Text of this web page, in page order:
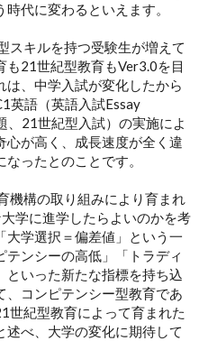
代に変わるといえます。
スキルを持つ受験生が増えて
も21世紀型教育もVer3.0を目
、中学入試が変化したから
英語（英語入試Essay
21世紀型入試）の実施によ
心が高く、成長速度が全く違
ったとのことです。
機構の取り組みにより育まれ
学に進学したらよいのかを考
大学選択＝偏差値」という一
ンシーの高低」「トラディ
といった新たな指標を持ち込
、コンピテンシー型教育であ
世紀型教育によって育まれた
べ、大学の変化に期待して